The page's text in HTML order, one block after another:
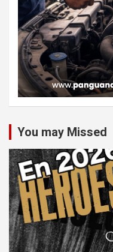
You may Missed